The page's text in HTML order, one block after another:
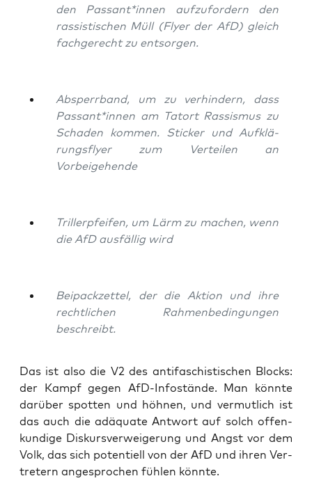
den Passant*innen auf­zu­for­dern den
ras­sis­ti­schen Müll (Fly­er der AfD) gleich
fach­ge­recht zu entsorgen.
Absperr­band, um zu ver­hin­dern, dass
Passant*innen am Tat­ort Ras­sis­mus zu
Scha­den kom­men. Sti­cker und Auf­klä­
rungs­fly­er zum Ver­tei­len an
Vorbeigehende
Tril­ler­pfei­fen, um Lärm zu machen, wenn
die AfD aus­fäl­lig wird
Bei­pack­zet­tel, der die Akti­on und ihre
recht­li­chen Rah­men­be­din­gun­gen
beschreibt.
Das ist also die V2 des anti­fa­schis­ti­schen Blocks:
der Kampf gegen AfD-Info­stän­de. Man könn­te
dar­über spot­ten und höh­nen, und ver­mut­lich ist
das auch die adäqua­te Ant­wort auf solch offen­
kun­di­ge Dis­kurs­ver­wei­ge­rung und Angst vor dem
Volk, das sich poten­ti­ell von der AfD und ihren Ver­
tre­tern ange­spro­chen füh­len könnte.